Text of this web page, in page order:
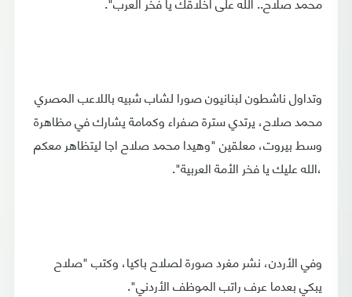
وتداول ناشطون لبنانيون صورا لشاب شبيه باللاعب المصري
محمد صلاح، يرتدي سترة صفراء وكمامة يشارك في مظاهرة
وسط بيروت، معلقين "وهيدا محمد صلاح اجا ليتظاهر معكم
،الله عليك يا فخر الأمة العربية".
وفي الأردن، نشر مغرد صورة لصلاح باكيا، وكتب "صلاح
يبكي بعدما عرف راتب الموظف الأردني".